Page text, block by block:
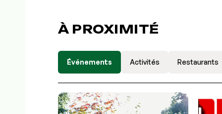
À PROXIMITÉ
Événements Activités Restaurants